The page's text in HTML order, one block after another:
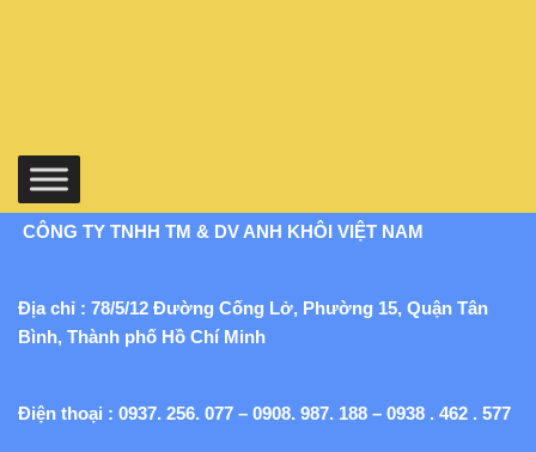
CÔNG TY TNHH TM & DV ANH KHÔI VIỆT NAM
Địa chỉ : 78/5/12 Đường Cống Lở, Phường 15, Quận Tân
Bình, Thành phố Hồ Chí Minh
Điện thoại : 0937. 256. 077 – 0908. 987. 188 – 0938 . 462 . 577